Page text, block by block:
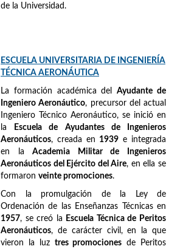
de la Universidad.
ESCUELA UNIVERSITARIA DE INGENIERÍA
TÉCNICA AERONÁUTICA
La formación académica delAyudante de
Ingeniero Aeronáutico, precursor del actual
Ingeniero Técnico Aeronáutico, se inició en
la
Escuela de Ayudantes de Ingenieros
Aeronáuticos, creada en 1939 e integrada
en laAcademia Militar de Ingenieros
Aeronáuticos del Ejército del Aire, en ella se
formaron veinte promociones.
Con la promulgación de la Ley de
Ordenación de las Enseñanzas Técnicas en
1957, se creó la
Escuela Técnica de Peritos
Aeronáuticos, de carácter civil, en la que
vieron la luz tres promociones de Peritos